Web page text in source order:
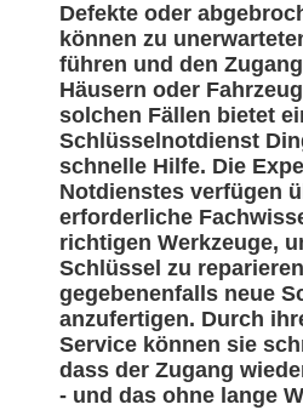
Defekte oder
können zu
führen und den
Häusern oder
solchen Fällen bietet
Schlüsselnotdienst
schnelle Hilfe. Die
Notdienstes verfügen
erforderliche
richtigen Werkzeuge,
Schlüssel zu
gegebenenfalls neue
anzufertigen. Durch
Service können sie
dass der Zugang
- und das ohne lange